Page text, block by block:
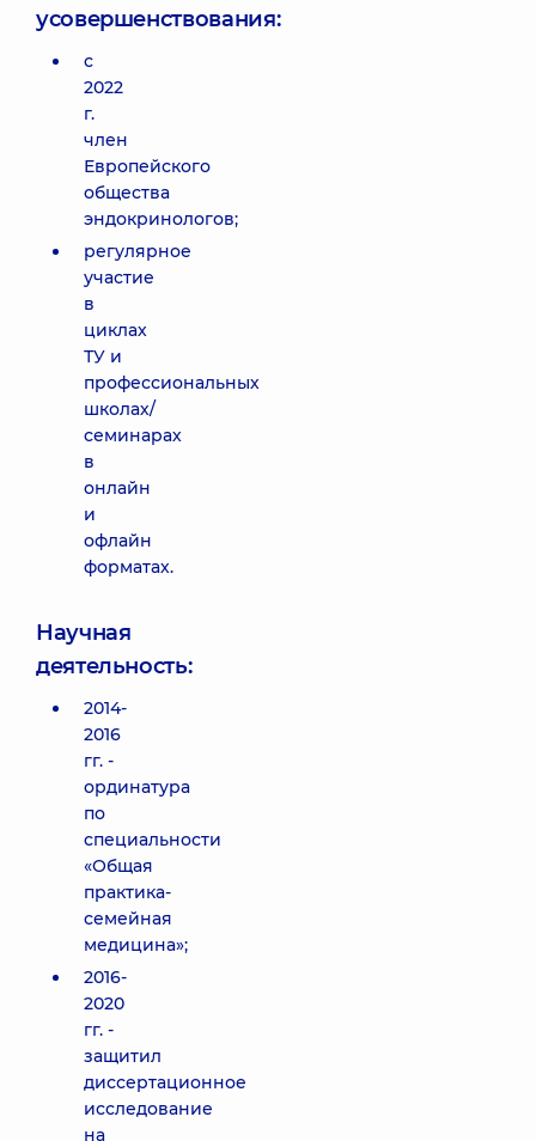
усовершенствования:
с
2022
г.
член
Европейского
общества
эндокринологов;
регулярное
участие
в
циклах
ТУ и
профессиональных
школах/
семинарах
в
онлайн
и
офлайн
форматах.
Научная
деятельность:
2014-
2016
гг. -
ординатура
по
специальности
«Общая
практика-
семейная
медицина»;
2016-
2020
гг. -
защитил
диссертационное
исследование
на